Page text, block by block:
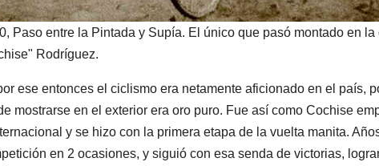
Paso entre la Pintada y Supía. El único que pasó montado en la
Rodríguez.
ese entonces el ciclismo era netamente aficionado en el país,
mostrarse en el exterior era oro puro. Fue así como Cochise
y se hizo con la primera etapa de la vuelta manita.
en 2 ocasiones, y siguió con esa senda de victorias,